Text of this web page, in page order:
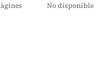
No disponible